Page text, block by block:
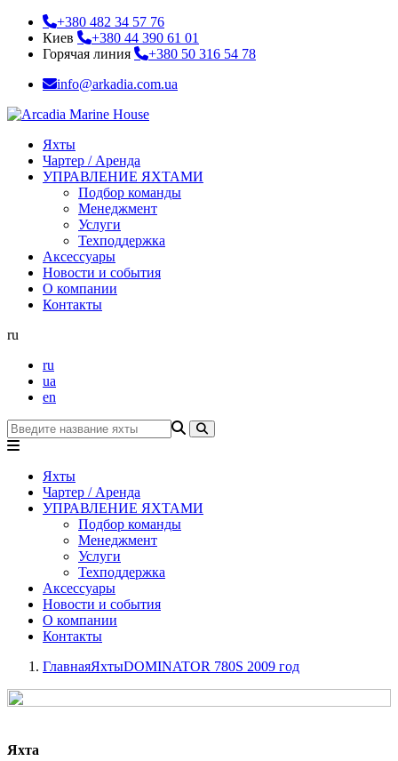
+380 482 34 57 76
Киев
+380 44 390 61 01
Горячая линия
+380 50 316 54 78
info@arkadia.com.ua
Яхты
Чартер / Аренда
УПРАВЛЕНИЕ ЯХТАМИ
Подбор команды
Менеджмент
Услуги
Техподдержка
Аксессуары
Новости и события
О компании
Контакты
ru
ru
ua
en
Яхты
Чартер / Аренда
УПРАВЛЕНИЕ ЯХТАМИ
Подбор команды
Менеджмент
Услуги
Техподдержка
Аксессуары
Новости и события
О компании
Контакты
ГлавнаяЯхтыDOMINATOR 780S 2009 год
Яхта